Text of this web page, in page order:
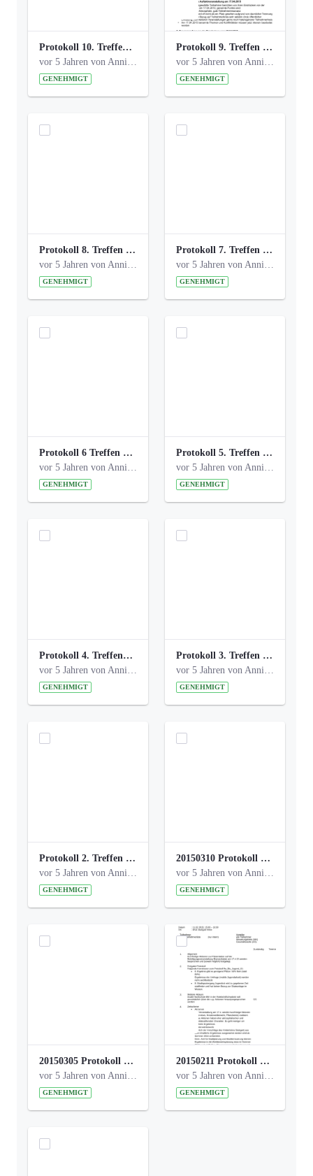
Protokoll 10. Treffen 20150720 AG Bismarckplatz.pdf
vor 5 Jahren von Anni Schlumberger
GENEHMIGT
Protokoll 9. Treffen 20150528 AG Bismarckplatz.pdf
vor 5 Jahren von Anni Schlumberger
GENEHMIGT
Protokoll 8. Treffen 20150330 AG Bismarckplatz.pdf
vor 5 Jahren von Anni Schlumberger
GENEHMIGT
Protokoll 7. Treffen 20150308 AG Bismarckplatz.pdf
vor 5 Jahren von Anni Schlumberger
GENEHMIGT
Protokoll 6 Treffen 20150205 AG Bismarckplatz.pdf
vor 5 Jahren von Anni Schlumberger
GENEHMIGT
Protokoll 5. Treffen 20141208 AG Bismarkplatz.pdf
vor 5 Jahren von Anni Schlumberger
GENEHMIGT
Protokoll 4. Treffen_20141113 AG Bismarckplatz.pdf
vor 5 Jahren von Anni Schlumberger
GENEHMIGT
Protokoll 3. Treffen 20141016 AG Bismarckplatz.pdf
vor 5 Jahren von Anni Schlumberger
GENEHMIGT
Protokoll 2. Treffen 20140315 AG Bismarckplatz.pdf
vor 5 Jahren von Anni Schlumberger
GENEHMIGT
20150310 Protokoll Bismarckplatz_UrbanG_02.pdf
vor 5 Jahren von Anni Schlumberger
GENEHMIGT
20150305 Protokoll Bismarckplatz _UrbanG_01.pdf
vor 5 Jahren von Anni Schlumberger
GENEHMIGT
20150211 Protokoll Bismarckplatz_Jugend_02b.pdf
vor 5 Jahren von Anni Schlumberger
GENEHMIGT